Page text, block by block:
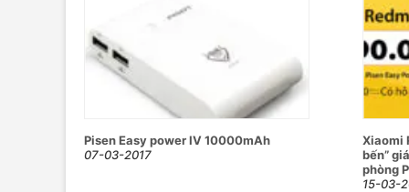
Pisen Easy power IV 10000mAh
07-03-2017
Xiaomi
bến”
phòng
15-03-